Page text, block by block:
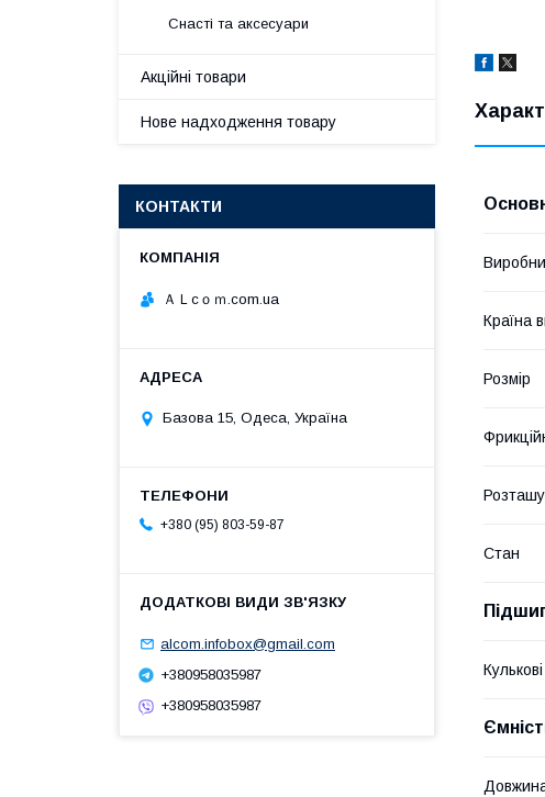
Країна
Розмір
Стан
Снасті та аксесуари
Акційні товари
Нове надходження товару
КОНТАКТИ
ＡＬcｏｍ.com.ua
Базова 15, Одеса, Україна
+380 (95) 803-59-87
alcom.infobox@gmail.com
+380958035987
+380958035987